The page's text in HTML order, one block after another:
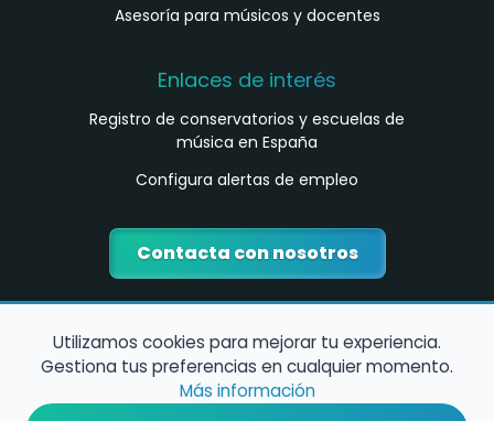
Asesoría para músicos y docentes
Enlaces de interés
Registro de conservatorios y escuelas de
música en España
Configura alertas de empleo
Contacta con nosotros
Utilizamos cookies para mejorar tu experiencia.
Gestiona tus preferencias en cualquier momento.
Más información